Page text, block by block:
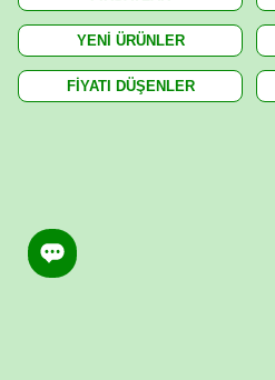
YENİ ÜRÜNLER
FİYATI DÜŞENLER